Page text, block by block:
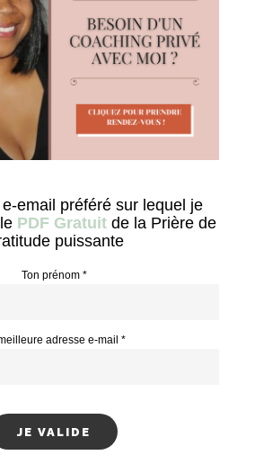
email préféré sur lequel je
PDF Gratuit de la Prière de
puissante
Ton prénom *
adresse e-mail *